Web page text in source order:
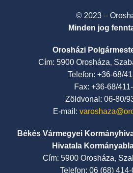
© 2023 –
Minden jog
Orosházi
Cím: 5900 Orosháza,
Telefon: +36-68/
Fax: +36-68/
Zöldvonal: 06-80/
E-mail:
Békés Vármegyei
Hivatala
Cím: 5900 Orosháza,
Telefon: 06 (68)